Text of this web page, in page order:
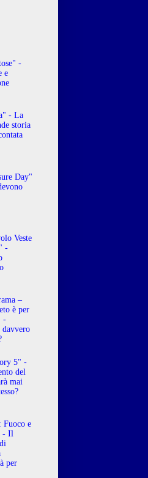
-
e
- La
storia
Day"
Veste
-
–
è per
-
davvero
5" -
del
mai
Fuoco e
- Il
per